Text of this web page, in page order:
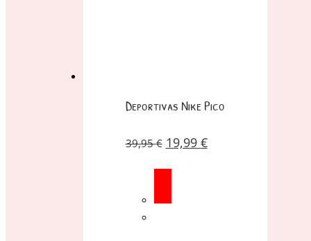
Deportivas Nike Pico
39,95€ 19,99 €